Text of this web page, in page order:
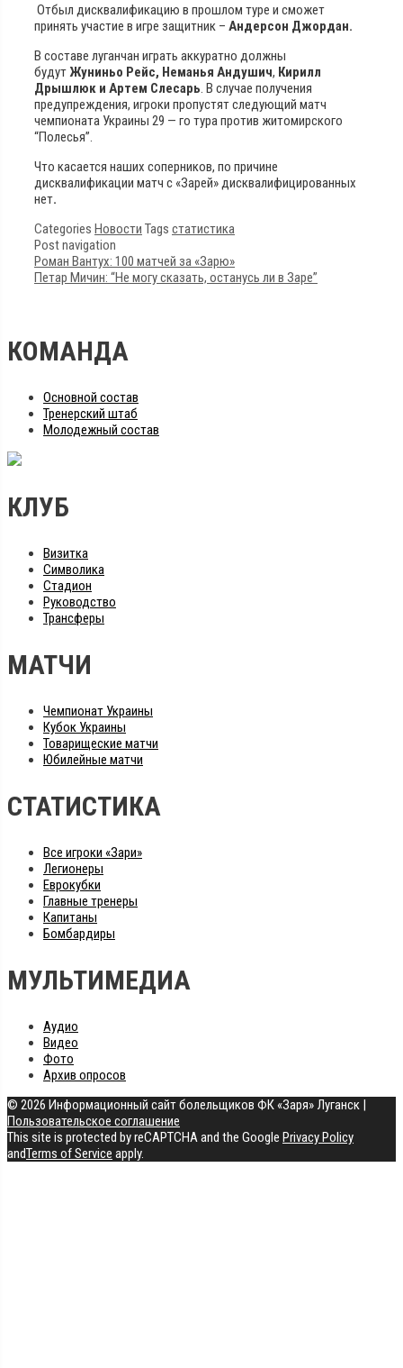
Отбыл дисквалификацию в прошлом туре и сможет
принять участие в игре защитник – Андерсон Джордан.
В составе луганчан играть аккуратно должны
будутЖуниньо Рейс, Неманья Андушич, Кирилл
Дрышлюк и Артем Слесарь. В случае получения
предупреждения, игроки пропустят следующий матч
чемпионата Украины 29 — го тура против житомирского
“Полесья”.
Что касается наших соперников, по причине
дисквалификации матч с «Зарей» дисквалифицированных
нет.
Categories Новости Tags статистика
Post navigation
Роман Вантух: 100 матчей за «Зарю»
Петар Мичин: “Не могу сказать, останусь ли в Заре”
КОМАНДА
Основной состав
Тренерский штаб
Молодежный состав
КЛУБ
Визитка
Символика
Стадион
Руководство
Трансферы
МАТЧИ
Чемпионат Украины
Кубок Украины
Товарищеские матчи
Юбилейные матчи
СТАТИСТИКА
Все игроки «Зари»
Легионеры
Еврокубки
Главные тренеры
Капитаны
Бомбардиры
МУЛЬТИМЕДИА
Аудио
Видео
Фото
Архив опросов
© 2026 Информационный сайт болельщиков ФК «Заря» Луганск |
Пользовательское соглашение
This site is protected by reCAPTCHA and the Google Privacy Policy
andTerms of Service apply.